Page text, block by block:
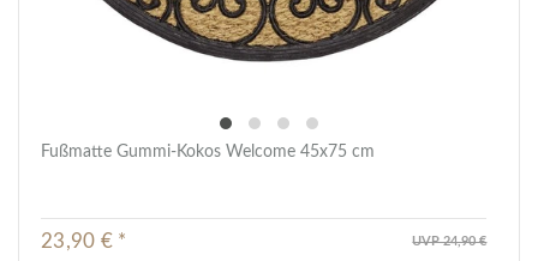
Fußmatte Gummi-Kokos Welcome 45x75 cm
UVP 24,90 €
23,90 € *